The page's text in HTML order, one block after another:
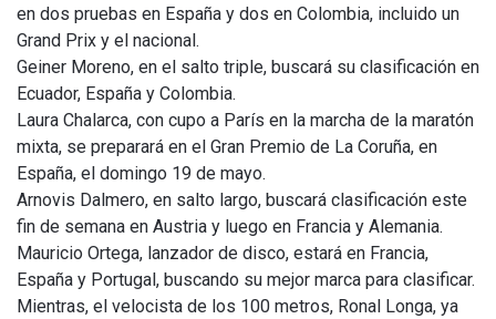
en dos pruebas en España y dos en Colombia, incluido un
Grand Prix y el nacional.
Geiner Moreno, en el salto triple, buscará su clasificación en
Ecuador, España y Colombia.
Laura Chalarca, con cupo a París en la marcha de la maratón
mixta, se preparará en el Gran Premio de La Coruña, en
España, el domingo 19 de mayo.
Arnovis Dalmero, en salto largo, buscará clasificación este
fin de semana en Austria y luego en Francia y Alemania.
Mauricio Ortega, lanzador de disco, estará en Francia,
España y Portugal, buscando su mejor marca para clasificar.
Mientras, el velocista de los 100 metros, Ronal Longa, ya